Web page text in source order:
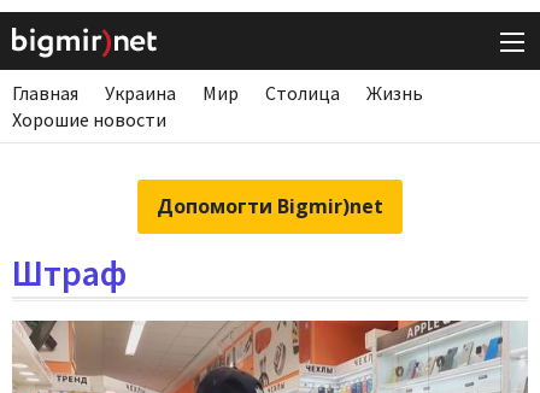
Главная Украина Мир Столица
Жизнь
Хорошие новости
Допомогти Bigmir)net
Штраф